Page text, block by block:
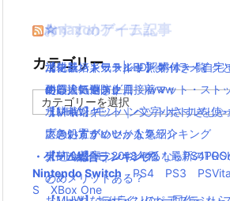
おすすめゲーム記事
【モンハンワールド】キャラメイク
の顔違い過ぎ(;´Д｀)www
【MHW】モンハン文字小さすぎじ
大きい方がいいかな？
【MHW】モンハンやるなら
の？メリットある？
Amazonアイテム
水耕栽培キット|LED照明付き！自宅
める人気セット
水耕栽培キット｜ペットボトルを使
プのおすすめセットを紹介
東芝冷蔵庫｜2018年版！最新の
とめ
☆
ニンテンドースイッチ 本体 一覧
使い捨てマスク
☆
消化器／人気ランキング
耐震・転倒防止用接着マット・スト
ランキング
応急処置グッツ／人気ランキング
☆
カテゴリー
テ
・ゲーム総合ランキング
Nintendo Switch
PS4 PS3 PSVita
S
XBox One